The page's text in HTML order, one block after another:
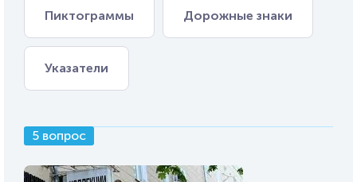
Пиктограммы Дорожные знаки
Указатели
5 вопрос